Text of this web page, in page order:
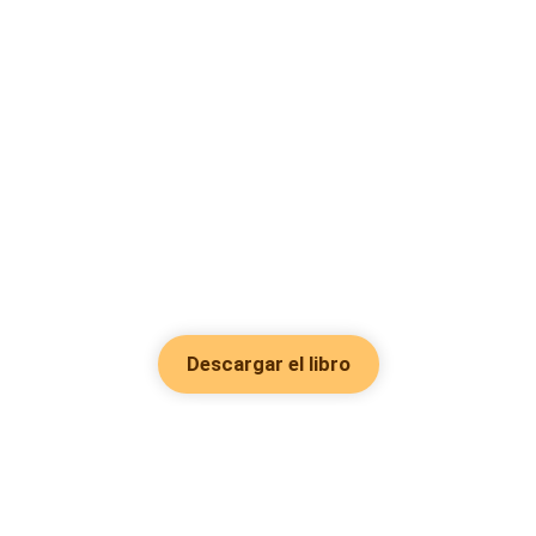
Descargar el libro